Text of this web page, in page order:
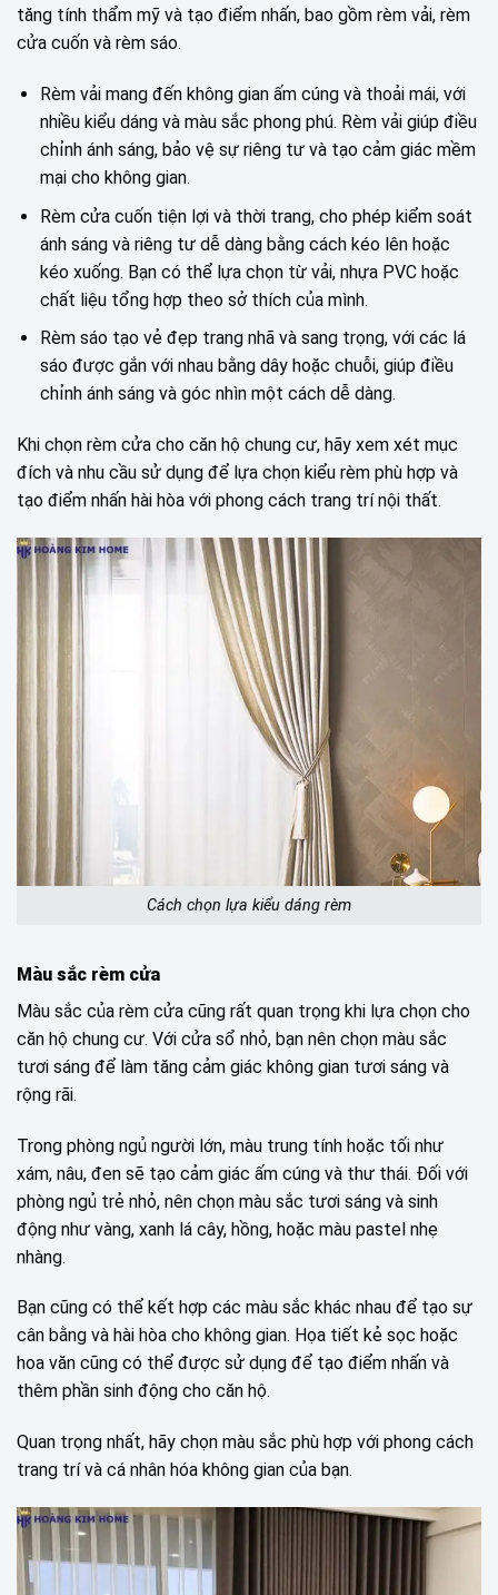
tăng tính thẩm mỹ và tạo điểm nhấn, bao gồm rèm vải, rèm
cửa cuốn và rèm sáo.
Rèm vải mang đến không gian ấm cúng và thoải mái, với
nhiều kiểu dáng và màu sắc phong phú. Rèm vải giúp điều
chỉnh ánh sáng, bảo vệ sự riêng tư và tạo cảm giác mềm
mại cho không gian.
Rèm cửa cuốn tiện lợi và thời trang, cho phép kiểm soát
ánh sáng và riêng tư dễ dàng bằng cách kéo lên hoặc
kéo xuống. Bạn có thể lựa chọn từ vải, nhựa PVC hoặc
chất liệu tổng hợp theo sở thích của mình.
Rèm sáo tạo vẻ đẹp trang nhã và sang trọng, với các lá
sáo được gắn với nhau bằng dây hoặc chuỗi, giúp điều
chỉnh ánh sáng và góc nhìn một cách dễ dàng.
Khi chọn rèm cửa cho căn hộ chung cư, hãy xem xét mục
đích và nhu cầu sử dụng để lựa chọn kiểu rèm phù hợp và
tạo điểm nhấn hài hòa với phong cách trang trí nội thất.
Cách chọn lựa kiểu dáng rèm
Màu sắc rèm cửa
Màu sắc của rèm cửa cũng rất quan trọng khi lựa chọn cho
căn hộ chung cư. Với cửa sổ nhỏ, bạn nên chọn màu sắc
tươi sáng để làm tăng cảm giác không gian tươi sáng và
rộng rãi.
Trong phòng ngủ người lớn, màu trung tính hoặc tối như
xám, nâu, đen sẽ tạo cảm giác ấm cúng và thư thái. Đối với
phòng ngủ trẻ nhỏ, nên chọn màu sắc tươi sáng và sinh
động như vàng, xanh lá cây, hồng, hoặc màu pastel nhẹ
nhàng.
Bạn cũng có thể kết hợp các màu sắc khác nhau để tạo sự
cân bằng và hài hòa cho không gian. Họa tiết kẻ sọc hoặc
hoa văn cũng có thể được sử dụng để tạo điểm nhấn và
thêm phần sinh động cho căn hộ.
Quan trọng nhất, hãy chọn màu sắc phù hợp với phong cách
trang trí và cá nhân hóa không gian của bạn.